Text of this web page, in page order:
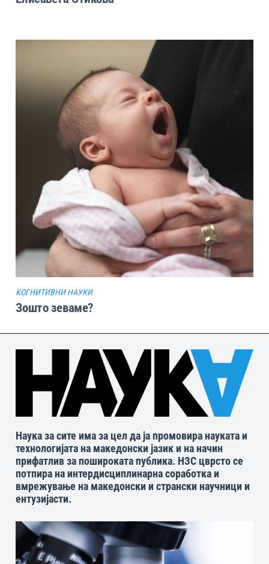
КОГНИТИВНИ НАУКИ
Зошто зеваме?
Наука за сите има за цел да ја промовира науката и
технологијата на македонски јазик и на начин
прифатлив за пошироката публика. НЗС цврсто се
потпира на интердисциплинарна соработка и
вмрежување на македонски и странски научници и
ентузијасти.